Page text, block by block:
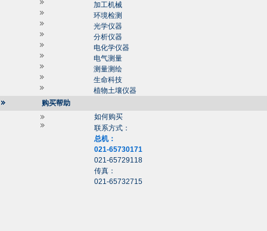
加工机械
环境检测
光学仪器
分析仪器
电化学仪器
电气测量
测量测绘
生命科技
植物土壤仪器
购买帮助
如何购买
联系方式：
总机：
021-65730171
021-65729118
传真：
021-65732715